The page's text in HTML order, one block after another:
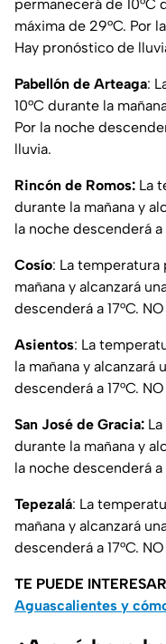
permanecerá de 10°C
máxima de 29°C. Por
Hay pronóstico de
Pabellón de Arteaga:
10°C durante la
Por la noche
lluvia.
Rincón de Romos: La
durante la mañana y
la noche descenderá
Cosío: La temperatura
mañana y alcanzará
descenderá a 17°C.
Asientos: La
la mañana y alcanzará
descenderá a 17°C.
San José de Gracia:
durante la mañana y
la noche descenderá a
Tepezalá: La
mañana y alcanzará
descenderá a 17°C.
TE PUEDE
Aguascalientes y